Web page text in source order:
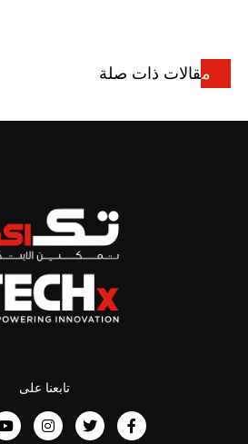
مقالات ذات صلة
تابعنا على